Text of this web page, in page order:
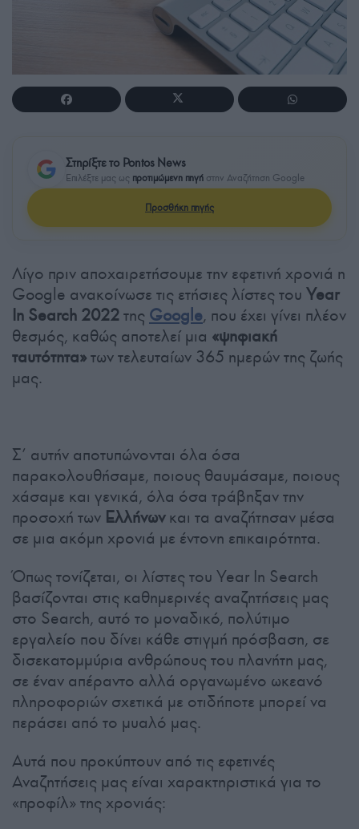
Στηρίξτε το Pontos News
Επιλέξτε μας ως προτιμώμενη πηγή στην Αναζήτηση Google
Προσθήκη πηγής
Λίγο πριν αποχαιρετήσουμε την εφετινή χρονιά η
Google ανακοίνωσε τις ετήσιες λίστες του Year
In Search 2022της Google, που έχει γίνει πλέον
θεσμός, καθώς αποτελεί μια «ψηφιακή
ταυτότητα»των τελευταίων 365 ημερών της ζωής
μας.
Σ’ αυτήν αποτυπώνονται όλα όσα
παρακολουθήσαμε, ποιους θαυμάσαμε, ποιους
χάσαμε και γενικά, όλα όσα τράβηξαν την
προσοχή των Ελλήνωνκαι τα αναζήτησαν μέσα
σε μια ακόμη χρονιά με έντονη επικαιρότητα.
Όπως τονίζεται, οι λίστες του Year In Search
βασίζονται στις καθημερινές αναζητήσεις μας
στο Search, αυτό το μοναδικό, πολύτιμο
εργαλείο που δίνει κάθε στιγμή πρόσβαση, σε
δισεκατομμύρια ανθρώπους του πλανήτη μας,
σε έναν απέραντο αλλά οργανωμένο ωκεανό
πληροφοριών σχετικά με οτιδήποτε μπορεί να
περάσει από το μυαλό μας.
Αυτά που προκύπτουν από τις εφετινές
Αναζητήσεις μας είναι χαρακτηριστικά για το
«προφίλ» της χρονιάς: